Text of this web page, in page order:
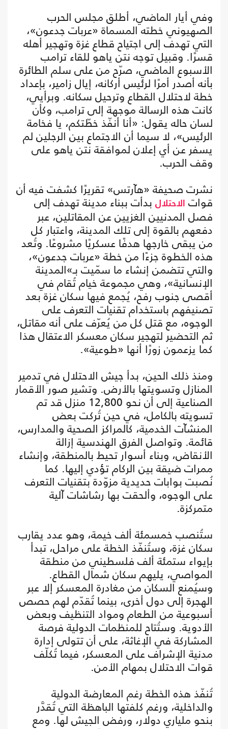
وفي أيار الماضي، أطلق مجلس الحرب
الصهيوني خطته المسماة «عربات جدعون»،
التي تهدف إلى اجتياح قطاع غزة وتهجير أهله
قسرًا. وقبيل توجه نتن ياهو للقاء ترامب
الأسبوع الماضي، صرّح من على سلم الطائرة
بأنه أصدر أمرًا لرئيس أركانه، إيال زامير، بإعداد
خطة لاحتلال القطاع وترحيل سكانه. وبرأيي،
كانت هذه الرسالة موجهة إلى ترامب، وكأن
لسان حاله يقول: «أنا أنفّذ خطّتكم، يا فخامة
الرئيس»، لا سيما أن الاجتماع بين الرجلين لم
يسفر عن أي إعلان لموافقة نتن ياهو على
وقف الحرب.
نشرت صحيفة «هآرتس» تقريرًا كشفت فيه أن
قوات الاحتلال بدأت ببناء مدينة تهدف إلى
فصل المدنيين الغزيين عن المقاتلين، عبر
دفعهم بالقوة إلى تلك المدينة، واعتبار كل
من يبقى خارجها هدفًا عسكريًا مشروعًا. وتُعد
هذه الخطوة جزءًا من خطة «عربات جدعون»،
والتي تتضمن إنشاء ما سمّيت بـ»المدينة
الإنسانية»، وهي مجموعة خيام تُقام في
أقصى جنوب رفح، يُجمع فيها سكان غزة بعد
تصنيفهم باستخدام تقنيات التعرف على
الوجوه، مع قتل كل من يُعرّف على أنه مقاتل،
ثم التحضير لتهجير سكان معسكر الاعتقال هذا
كما يزعمون زورًا أنها «طوعية».
ومنذ ذلك الحين، بدأ جيش الاحتلال في تدمير
المنازل وتسويتها بالأرض. وتشير صور الأقمار
الصناعية إلى أن نحو 12,800 منزل قد تم
تسويته بالكامل، في حين تُركت بعض
المنشآت الخدمية، كالمراكز الصحية والمدارس،
قائمة. وتواصل الفرق الهندسية إزالة
الأنقاض، وبناء أسوار تحيط بالمنطقة، وإنشاء
ممرات ضيقة بين الركام تؤدي إليها. كما
نُصبت بوابات حديدية مزوّدة بتقنيات التعرف
على الوجوه، وألحقت بها رشاشات آلية
متمركزة.
ستُنصب خمسمئة ألف خيمة، وهو عدد يقارب
سكان غزة، وستُنفّذ الخطة على مراحل، تبدأ
بإيواء ستمئة ألف فلسطيني من منطقة
المواصي، يليهم سكان شمال القطاع.
وسيُمنع السكان من مغادرة المعسكر إلا عبر
الهجرة إلى دول أخرى، بينما تُقدّم لهم حصص
أسبوعية من الطعام ومواد التنظيف وبعض
الأدوية. وستُتاح للمنظمات الدولية فرصة
المشاركة في الإغاثة، على أن تتولى إدارة
مدنية الإشراف على المعسكر، فيما تُكلّف
قوات الاحتلال بمهام الأمن.
تُنفّذ هذه الخطة رغم المعارضة الدولية
والداخلية، ورغم كلفتها الباهظة التي تُقدَّر
بنحو ملياري دولار، ورفض الجيش لها. ومع